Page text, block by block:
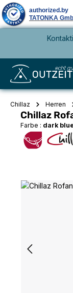
springen
Chillaz Herren
Chillaz
Farbe : dark
Bildergalerie